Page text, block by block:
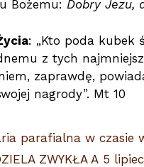
Bożemu: Dobry Jezu,
: „Kto poda kubek
z tych
zaprawdę,
nagrody”. Mt 10
parafialna w czasie
ZWYKŁA A 5